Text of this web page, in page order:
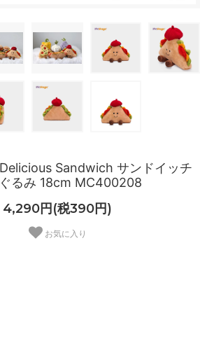
Delicious Sandwich サンドイッチ
るみ 18cm MC400208
4,290円(税390円)
お気に入り